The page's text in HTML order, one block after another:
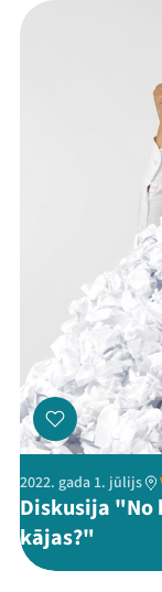
2022. gada 1. jūlijs
Diskusija "No
kājas?"